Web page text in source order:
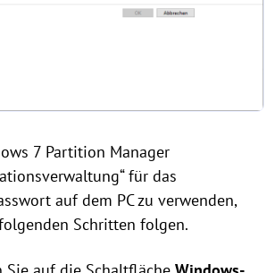
7 Partition Manager
für das
auf dem PC zu verwenden,
Schritten folgen.